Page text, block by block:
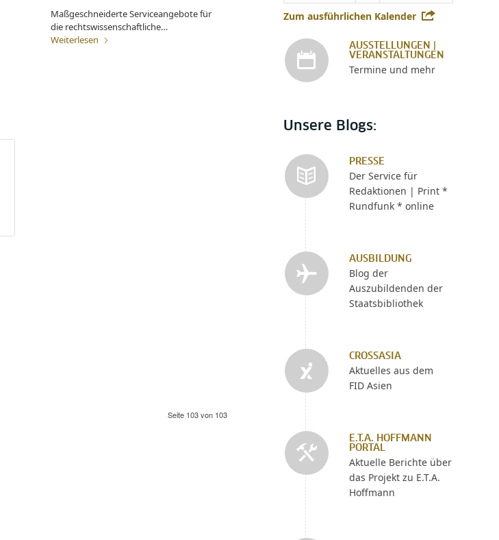
Maßgeschneiderte Serviceangebote für
die rechtswissenschaftliche…
Weiterlesen
Seite 103 von 103
Zum ausführlichen Kalender
AUSSTELLUNGEN |
VERANSTALTUNGEN
Termine und mehr
Unsere Blogs:
PRESSE
Der Service für
Redaktionen | Print *
Rundfunk * online
AUSBILDUNG
Blog der
Auszubildenden der
Staatsbibliothek
CROSSASIA
Aktuelles aus dem
FID Asien
E.T.A. HOFFMANN
PORTAL
Aktuelle Berichte über
das Projekt zu E.T.A.
Hoffmann